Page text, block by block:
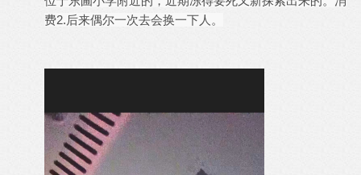
费2.后来偶尔一次去会换一下人。